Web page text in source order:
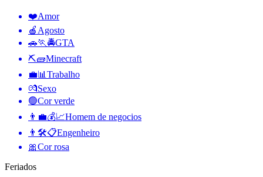
❤️Amor
🍎 Agosto
🚗🏃🚔GTA
⛏🧱Minecraft
💼📊 Trabalho
💏Sexo
🟢Cor verde
👨‍💼💰📈Homem de negocios
👨🛠📋Engenheiro
🎀Cor rosa
Feriados